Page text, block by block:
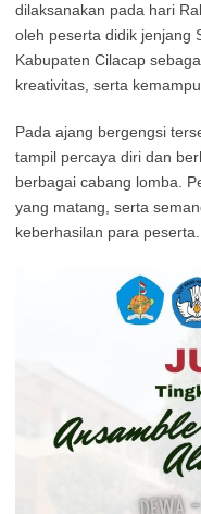
dilaksanakan pada hari
oleh peserta didik jenjang
Kabupaten Cilacap
kreativitas, serta
Pada ajang bergengsi
tampil percaya diri dan
berbagai cabang lomba.
yang matang, serta
keberhasilan para peserta.